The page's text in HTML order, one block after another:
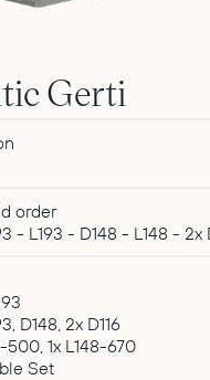
Gerti
order
- L193 - D148 - L148 - 2x
D148, 2x D116
500, 1x L148-670
Set